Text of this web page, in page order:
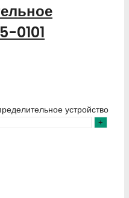
0101
устройство